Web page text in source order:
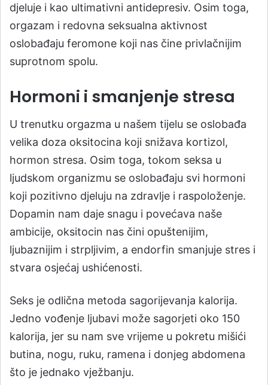
djeluje i kao ultimativni antidepresiv. Osim toga,
orgazam i redovna seksualna aktivnost
oslobađaju feromone koji nas čine privlačnijim
suprotnom spolu.
Hormoni i smanjenje stresa
U trenutku orgazma u našem tijelu se oslobađa
velika doza oksitocina koji snižava kortizol,
hormon stresa. Osim toga, tokom seksa u
ljudskom organizmu se oslobađaju svi hormoni
koji pozitivno djeluju na zdravlje i raspoloženje.
Dopamin nam daje snagu i povećava naše
ambicije, oksitocin nas čini opuštenijim,
ljubaznijim i strpljivim, a endorfin smanjuje stres i
stvara osjećaj ushićenosti.
Seks je odlična metoda sagorijevanja kalorija.
Jedno vođenje ljubavi može sagorjeti oko 150
kalorija, jer su nam sve vrijeme u pokretu mišići
butina, nogu, ruku, ramena i donjeg abdomena
što je jednako vježbanju.